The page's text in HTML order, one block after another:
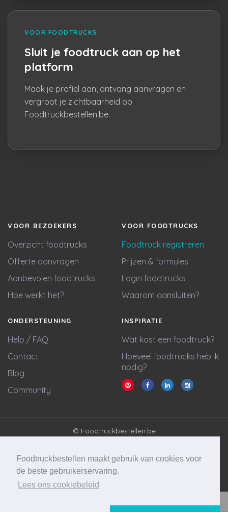
Foodtruckbestellen maakt gebruik van cookies voor
de beste gebruikerservaring.
Lees ons cookiebeleid
VOOR FOODTRUCKS
Sluit je foodtruck aan op het
platform
Maak je profiel aan, ontvang aanvragen en
vergroot je zichtbaarheid op
Foodtruckbestellen.be.
VOOR BEZOEKERS
Overzicht foodtrucks
Offerte aanvragen
Aanbevolen foodtrucks
Hoe werkt het?
VOOR FOODTRUCKS
Foodtruck registreren
Prijzen & formules
Login foodtrucks
Waarom aansluiten?
ONDERSTEUNING
Help / FAQ
Contact
Blog
Community
INSPIRATIE
Wat kost een foodtruck?
Hoeveel foodtrucks heb ik
nodig?
© Foodtruckbestellen.be
Cookie statement
Website & marketing door